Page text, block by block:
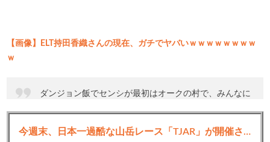
【画像】ELT持田香織さんの現在、ガチでヤバいｗｗｗｗｗｗｗｗ
ｗ
ダンジョン飯でセンシが最初はオークの村で、みんなに
けないのか？」「序列に加われ、嫁をとれ」とオークの
今週末、日本一過酷な山岳レース「TJAR」が開催される